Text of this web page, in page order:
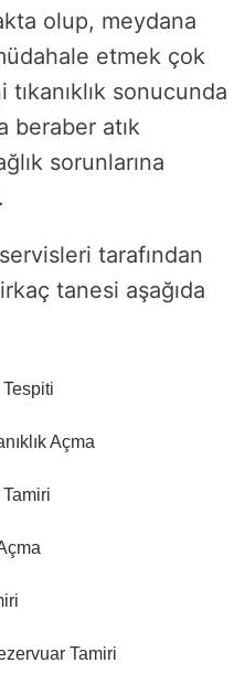
olup, meydana
etmek çok
sonucunda
beraber atık
sorunlarına
tarafından
tanesi aşağıda
Açma
Tamiri